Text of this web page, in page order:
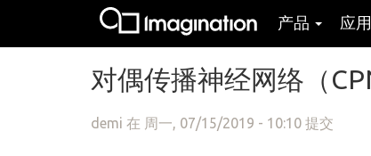
产品 应
对偶传播神经网络（
demi 在 周一, 07/15/2019 - 10:10 提交